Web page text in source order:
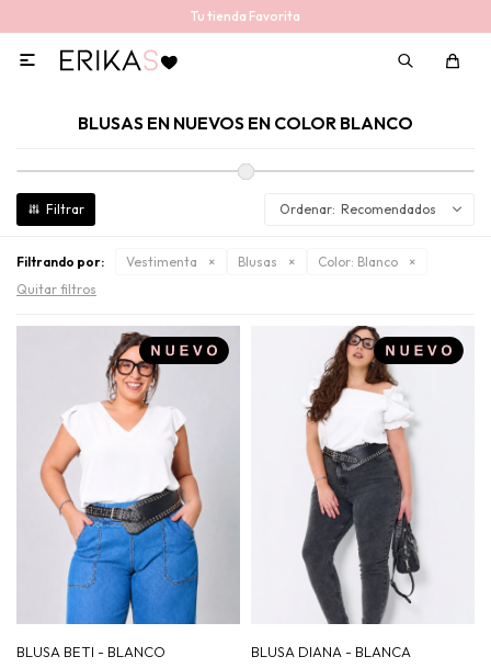
Tu tienda Favorita

BLUSAS EN NUEVOS EN COLOR BLANCO
Recomendados
Filtrando por: Vestimenta Blusas Color: Blanco
Quitar filtros
BLUSA BETI - BLANCO BLUSA DIANA - BLANCA